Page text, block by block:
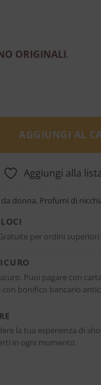
ORIGINALI.
Parfum -
AGGIUNGI AL
Aggiungi alla
donna, Profumi di
per ordini superiori
Puoi pagare con
con bonifico bancario
la tua esperienza di
in ogni momento.